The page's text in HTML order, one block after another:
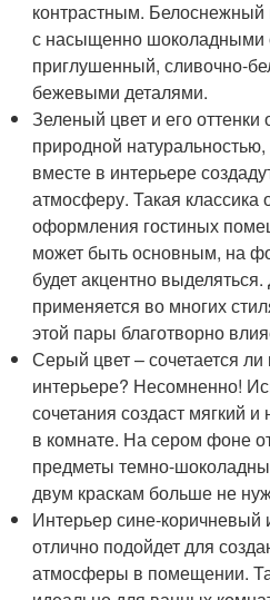
контрастным. Белоснежный
с насыщенно шоколадными
приглушенный, сливочно-
бежевыми деталями.
Зеленый цвет и его
природной натуральностью,
вместе в интерьере
атмосферу. Такая классика
оформления гостиных
может быть основным, на
будет акцентно
применяется во многих
этой пары благотворно
Серый цвет – сочетается
интерьере? Несомненно!
сочетания создаст мягкий
в комнате. На сером фоне
предметы темно-
двум краскам больше не
Интерьер сине-коричневый
отлично подойдет для
атмосферы в помещении.